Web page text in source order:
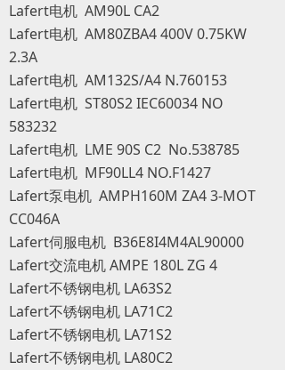
Lafert电机 AM90L CA2
Lafert电机 AM80ZBA4 400V 0.75KW
2.3A
Lafert电机 AM132S/A4 N.760153
Lafert电机 ST80S2 IEC60034 NO
583232
Lafert电机 LME 90S C2 No.538785
Lafert电机 MF90LL4 NO.F1427
Lafert泵电机 AMPH160M ZA4 3-MOT
CC046A
Lafert伺服电机 B36E8I4M4AL90000
Lafert交流电机 AMPE 180L ZG 4
Lafert不锈钢电机 LA63S2
Lafert不锈钢电机 LA71C2
Lafert不锈钢电机 LA71S2
Lafert不锈钢电机 LA80C2